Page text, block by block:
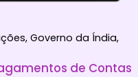
Governo da Índia,
de Contas